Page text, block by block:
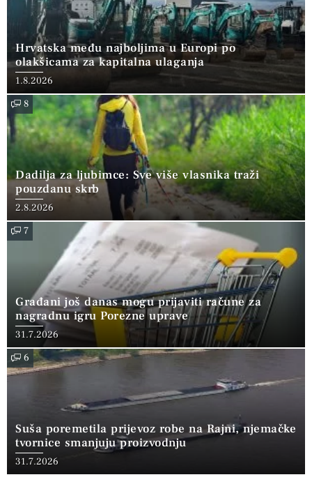
Hrvatska među najboljima u Europi po
olakšicama za kapitalna ulaganja
1.8.2026
8
Dadilja za ljubimce: Sve više vlasnika traži
pouzdanu skrb
2.8.2026
7
Građani još danas mogu prijaviti račune za
nagradnu igru Porezne uprave
31.7.2026
6
Suša poremetila prijevoz robe na Rajni, njemačke
tvornice smanjuju proizvodnju
31.7.2026